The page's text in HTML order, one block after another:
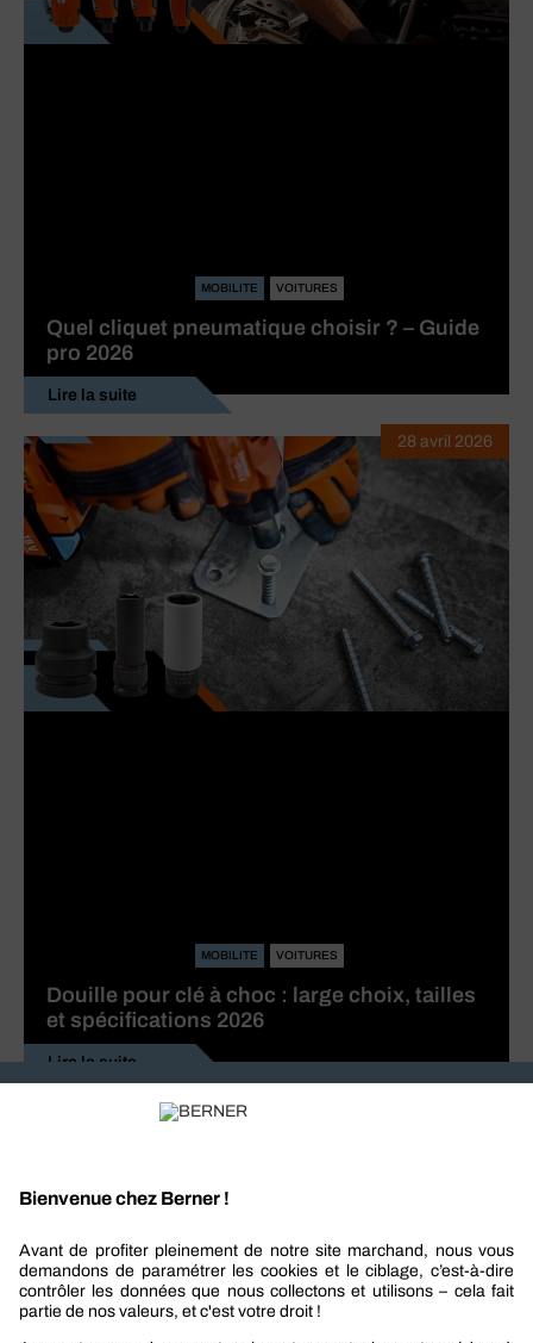
MOBILITE VOITURES
Quel cliquet pneumatique choisir ? – Guide
pro 2026
Lire la suite
MOBILITE VOITURES
Douille pour clé à choc : large choix, tailles
et spécifications 2026
Lire la suite
28 avril 2026